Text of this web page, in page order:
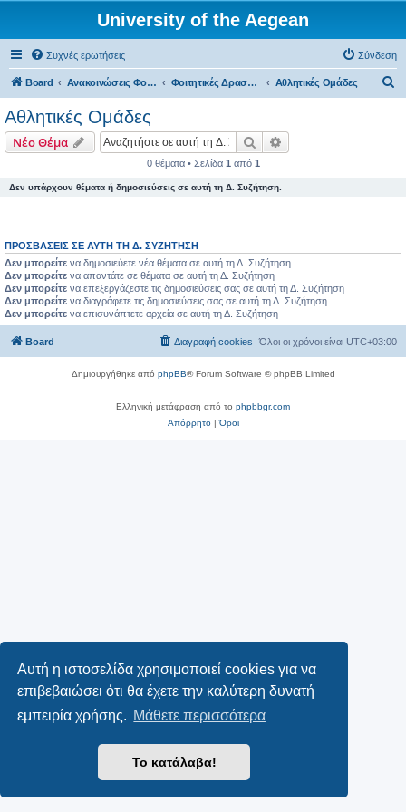
Αυτή η ιστοσελίδα χρησιμοποιεί cookies για να
επιβεβαιώσει ότι θα έχετε την καλύτερη δυνατή
εμπειρία χρήσης. Μάθετε περισσότερα
Το κατάλαβα!
University of the Aegean
Συχνές ερωτήσεις Σύνδεση
Board Ανακοινώσεις Φοιτητικών Δραστηριοτήτων Φοιτητικές Δραστηριότητες - Ρόδος Αθλητικές Ομάδες
η
Αθλητικές Ομάδες
Νέο Θέμα Αναζήτηση
0 θέματα • Σελίδα 1 από 1
Δεν υπάρχουν θέματα ή δημοσιεύσεις σε αυτή τη Δ. Συζήτηση.
ΠΡΟΣΒΆΣΕΙΣ ΣΕ ΑΥΤΉ ΤΗ Δ. ΣΥΖΉΤΗΣΗ
Δεν μπορείτε να δημοσιεύετε νέα θέματα σε αυτή τη Δ. Συζήτηση
Δεν μπορείτε να απαντάτε σε θέματα σε αυτή τη Δ. Συζήτηση
Δεν μπορείτε να επεξεργάζεστε τις δημοσιεύσεις σας σε αυτή τη Δ. Συζήτηση
Δεν μπορείτε να διαγράφετε τις δημοσιεύσεις σας σε αυτή τη Δ. Συζήτηση
Δεν μπορείτε να επισυνάπτετε αρχεία σε αυτή τη Δ. Συζήτηση
Board Όλοι οι χρόνοι είναι UTC+03:00
Διαγραφή cookies
Δημιουργήθηκε από phpBB® Forum Software © phpBB Limited
Ελληνική μετάφραση από το phpbbgr.com
Απόρρητο|Όροι